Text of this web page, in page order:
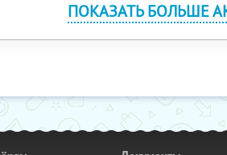
ПОКАЗАТЬ БОЛЬШЕ